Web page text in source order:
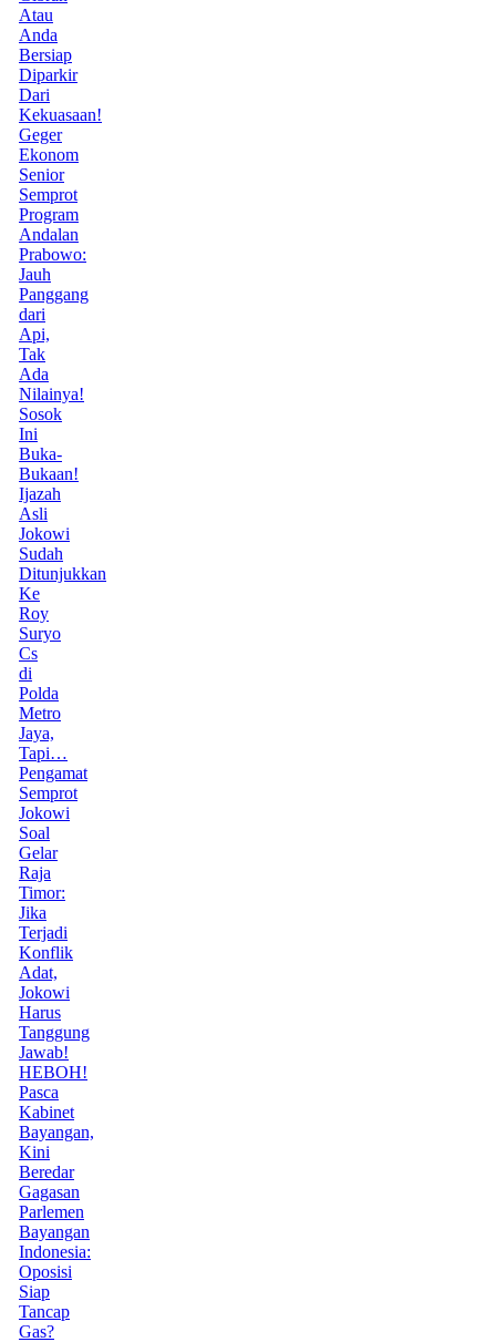
Atau
Anda
Bersiap
Diparkir
Dari
Kekuasaan!
Geger
Ekonom
Senior
Semprot
Program
Andalan
Prabowo:
Jauh
Panggang
dari
Api,
Tak
Ada
Nilainya!
Sosok
Ini
Buka-
Bukaan!
Ijazah
Asli
Jokowi
Sudah
Ditunjukkan
Ke
Roy
Suryo
Cs
di
Polda
Metro
Jaya,
Tapi…
Pengamat
Semprot
Jokowi
Soal
Gelar
Raja
Timor:
Jika
Terjadi
Konflik
Adat,
Jokowi
Harus
Tanggung
Jawab!
HEBOH!
Pasca
Kabinet
Bayangan,
Kini
Beredar
Gagasan
Parlemen
Bayangan
Indonesia:
Oposisi
Siap
Tancap
Gas?